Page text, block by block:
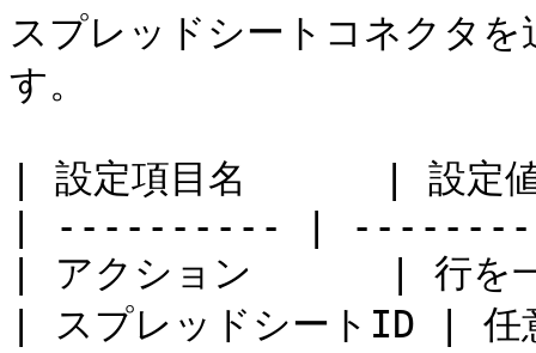
スプレッドシートコネクタ
す。
| 設定項目名      | 設
| ---------- |
| アクション      | 行
| スプレッドシートID | 任